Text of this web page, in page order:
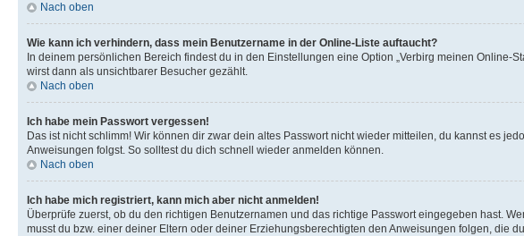
Nach oben
Wie kann ich verhindern, dass mein Benutzername in der Online-Liste auftaucht?
In deinem persönlichen Bereich findest du in den Einstellungen eine Option „Verbirg meinen
wirst dann als unsichtbarer Besucher gezählt.
Nach oben
Ich habe mein Passwort vergessen!
Das ist nicht schlimm! Wir können dir zwar dein altes Passwort nicht wieder mitteilen, du kannst es
Anweisungen folgst. So solltest du dich schnell wieder anmelden können.
Nach oben
Ich habe mich registriert, kann mich aber nicht anmelden!
Überprüfe zuerst, ob du den richtigen Benutzernamen und das richtige Passwort eingegeben hast.
musst du bzw. einer deiner Eltern oder deiner Erziehungsberechtigten den Anweisungen folgen, die